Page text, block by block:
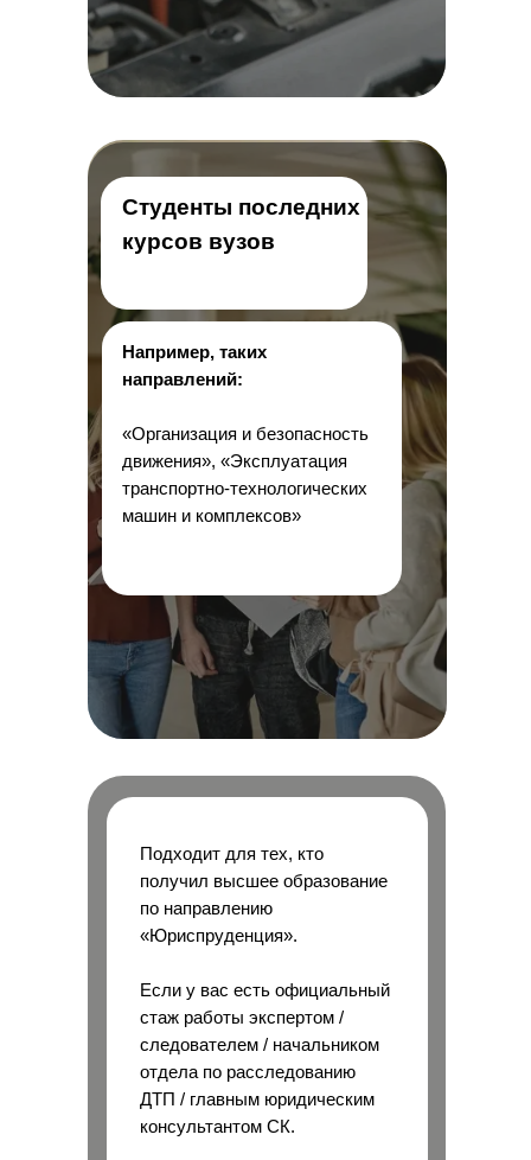
Студенты последних
курсов вузов
Подходит для тех, кто
получил высшее образование
по направлению
«Юриспруденция».
Если у вас есть официальный
стаж работы экспертом /
следователем / начальником
отдела по расследованию
ДТП / главным юридическим
консультантом СК.
Например, таких
направлений:
«Организация и безопасность
движения», «Эксплуатация
транспортно-технологических
машин и комплексов»